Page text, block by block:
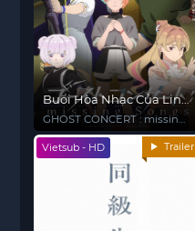
Buổi Hòa Nhạc Của Linh
Hồn
GHOST CONCERT : missing
Songs
Vietsub - HD Trailer